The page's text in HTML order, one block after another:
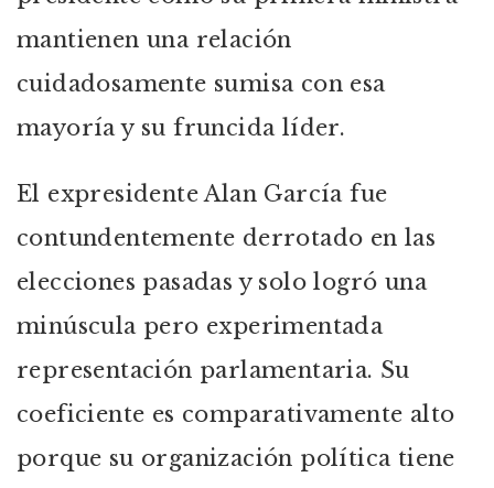
mantienen una relación
cuidadosamente sumisa con esa
mayoría y su fruncida líder.
El expresidente Alan García fue
contundentemente derrotado en las
elecciones pasadas y solo logró una
minúscula pero experimentada
representación parlamentaria. Su
coeficiente es comparativamente alto
porque su organización política tiene